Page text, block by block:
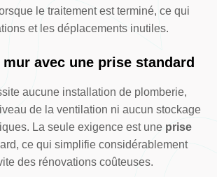
le traitement est terminé, ce qui
et les déplacements inutiles.
avec une prise standard
aucune installation de plomberie,
de la ventilation ni aucun stockage
La seule exigence est uneprise
ce qui simplifie considérablement
des rénovations coûteuses.